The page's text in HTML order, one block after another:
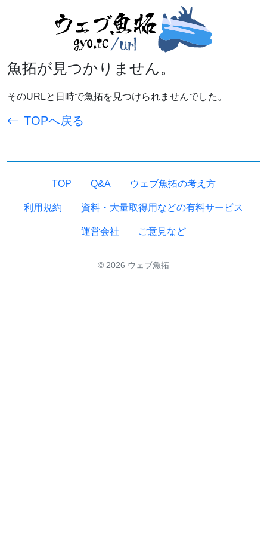
魚拓が見つかりません。
そのURLと日時で魚拓を見つけられませんでした。
TOPへ戻る
TOP Q&A ウェブ魚拓の考え方
利用規約 資料・大量取得用などの有料サービス
運営会社 ご意見など
© 2026 ウェブ魚拓